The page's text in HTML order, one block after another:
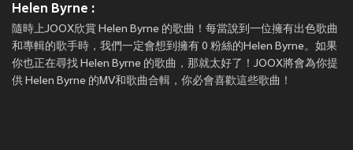
Helen Byrne :
隨時上JOOX欣賞 Helen Byrne 的歌曲！每當說到一位擁有出色歌曲
和專輯的歌手時，我們一定會想到擁有 0 粉絲的Helen Byrne。如果
你也正在尋找 Helen Byrne 的歌曲，那就太好了！JOOX將會為你提
供 Helen Byrne 的MV和歌曲合輯，你必會喜歡這些歌曲！